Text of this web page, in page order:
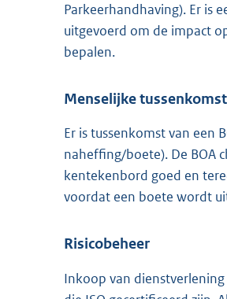
Parkeerhandhaving). Er is
uitgevoerd om de impact
bepalen.
Menselijke tussenkomst
Er is tussenkomst van een
naheffing/boete). De BOA
kentekenbord goed en
voordat een boete wordt
Risicobeheer
Inkoop van dienstverlening